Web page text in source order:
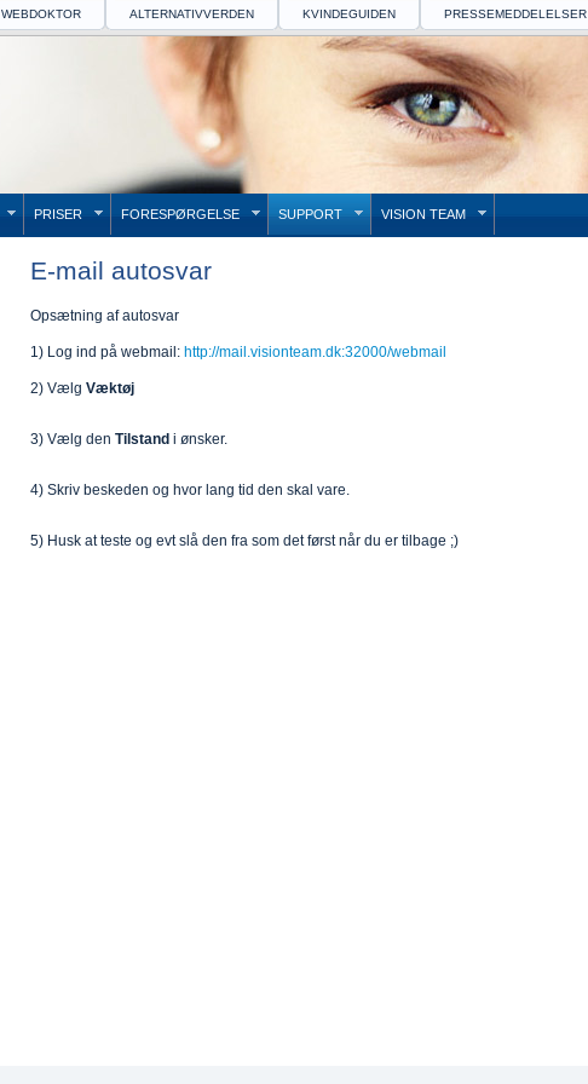
PRESSEMEDDELELSER
KVINDEGUIDEN
ALTERNATIVVERDEN
WEBDOKTOR
PRISER FORESPØRGELSE SUPPORT VISION TEAM
E-mail autosvar
Opsætning af autosvar
1) Log ind på webmail: http://mail.visionteam.dk:32000/webmail
2) Vælg Væktøj
3) Vælg den Tilstand i ønsker.
4) Skriv beskeden og hvor lang tid den skal vare.
5) Husk at teste og evt slå den fra som det først når du er tilbage ;)